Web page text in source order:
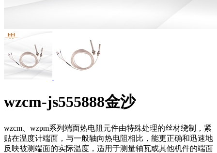
wzcm-js555888金沙
wzcm、wzpm系列端面热电阻元件由特殊处理的丝材绕制，紧
贴在温度计端面，与一般轴向热电阻相比，能更正确和迅速地
反映被测端面的实际温度，适用于测量轴瓦或其他机件的端面